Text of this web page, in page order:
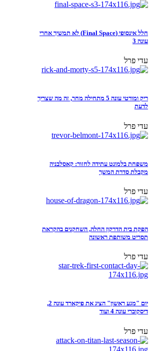
חלל אינסופי (Final Space) לא תמשיך אחרי
עונה 3
עדי פרל
ריק ומורטי עונה 5 מתחילה מחר, זה מה שצריך
לדעת
עדי פרל
משפחת בלמונט עתידה לחזור: קאסלבניה
מקבלת סדרת המשך
עדי פרל
הפקת בית הדרקון החלה, השחקנים בהקראת
תסריט משותפת ראשונה
עדי פרל
יום "מגע ראשון" הציג את פיקארד עונה 2,
דיסקוברי עונה 4 ועוד
עדי פרל